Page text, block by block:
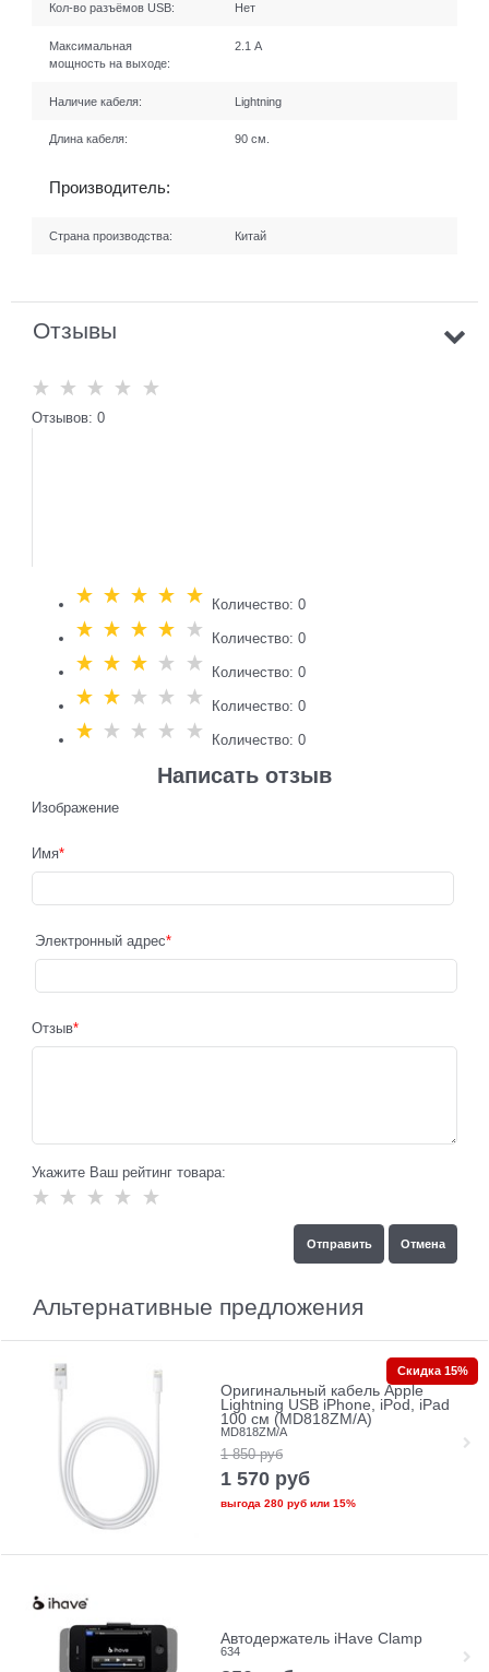
Кол-во разъёмов USB: Нет
Максимальная
мощность на выходе:
2.1 А
Наличие кабеля: Lightning
Длина кабеля: 90 см.
Производитель:
Страна производства: Китай
Отзывы
Отзывов: 0
Количество: 0
Количество: 0
Количество: 0
Количество: 0
Количество: 0
Написать отзыв
Изображение
Имя
Электронный адрес
Отзыв
Укажите Ваш рейтинг товара:
Альтернативные предложения
Оригинальный кабель Apple
Lightning USB iPhone, iPod, iPad
100 см (MD818ZM/A)
MD818ZM/A
1 850 руб
1 570 руб
выгода 280 рубили 15%
Скидка 15%
Автодержатель iHave Clamp
634